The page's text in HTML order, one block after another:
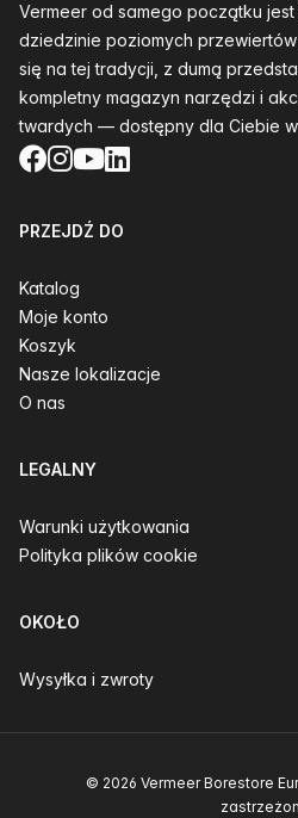
Vermeer od samego początku
dziedzinie poziomych
się na tej tradycji, z dumą
kompletny magazyn narzędzi i
twardych — dostępny dla Ciebie
Facebook
Instagram
YouTube
LinkedIn
PRZEJDŹ DO
Katalog
Moje konto
Koszyk
Nasze lokalizacje
O nas
LEGALNY
Warunki użytkowania
Polityka plików cookie
OKOŁO
Wysyłka i zwroty
© 2026 Vermeer Borestore